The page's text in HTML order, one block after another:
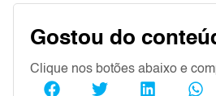
Gostou do
Clique nos botões abaixo e